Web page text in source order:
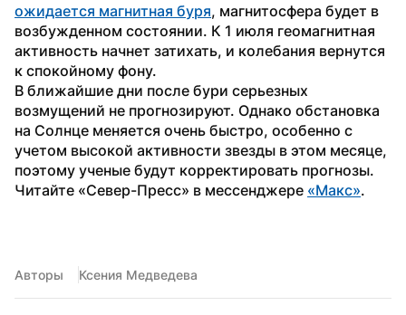
ожидается магнитная буря, магнитосфера будет в
возбужденном состоянии. К 1 июля геомагнитная
активность начнет затихать, и колебания вернутся
к спокойному фону.
В ближайшие дни после бури серьезных
возмущений не прогнозируют. Однако обстановка
на Солнце меняется очень быстро, особенно с
учетом высокой активности звезды в этом месяце,
поэтому ученые будут корректировать прогнозы.
Читайте «Север-Пресс» в мессенджере «Макс».
Авторы Ксения Медведева